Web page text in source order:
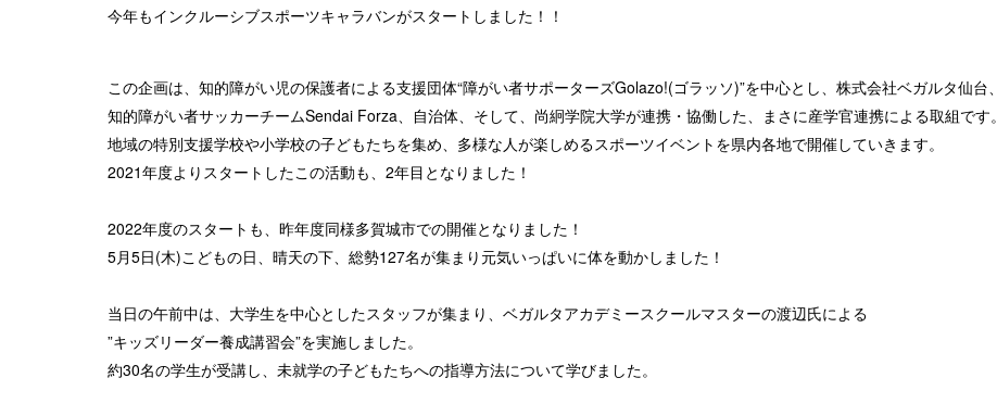
今年もインクルーシブスポーツキャラバンがスタートしました！！
この企画は、知的障がい児の保護者による支援団体“障がい者サポーターズGolazo!(ゴラッソ)”を中心とし、株式会社ベガルタ仙台、
知的障がい者サッカーチームSendai Forza、自治体、そして、尚絅学院大学が連携・協働した、まさに産学官連携による取組です。
地域の特別支援学校や小学校の子どもたちを集め、多様な人が楽しめるスポーツイベントを県内各地で開催していきます。
2021年度よりスタートしたこの活動も、2年目となりました！
2022年度のスタートも、昨年度同様多賀城市での開催となりました！
5月5日(木)こどもの日、晴天の下、総勢127名が集まり元気いっぱいに体を動かしました！
当日の午前中は、大学生を中心としたスタッフが集まり、ベガルタアカデミースクールマスターの渡辺氏による
”キッズリーダー養成講習会”を実施しました。
約30名の学生が受講し、未就学の子どもたちへの指導方法について学びました。